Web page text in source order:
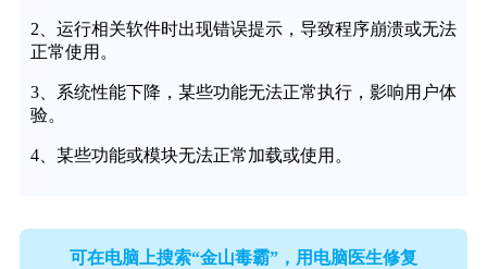
2、运行相关软件时出现错误提示，导致程序崩溃或无法
正常使用。
3、系统性能下降，某些功能无法正常执行，影响用户体
验。
4、某些功能或模块无法正常加载或使用。
可在电脑上搜索“金山毒霸”，用电脑医生修复